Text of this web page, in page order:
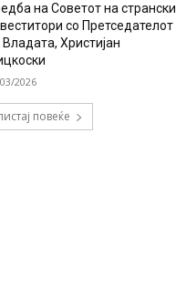
на Советот на странски
со Претседателот
Владата, Христијан
2026
повеќе